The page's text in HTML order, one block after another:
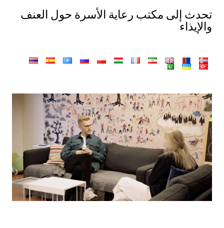
تحدث إلى مكتب رعاية الأسرة حول العنف
والإيذاء